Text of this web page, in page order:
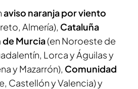
aviso naranja por viento
Almería), Cataluña
de Murcia(en Noroeste de
Lorca y Águilas y
y Mazarrón), Comunidad
Castellón y Valencia) y